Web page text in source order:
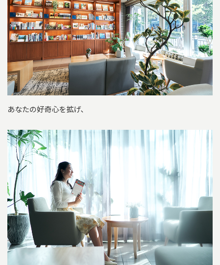
あなたの好奇心を拡げ、